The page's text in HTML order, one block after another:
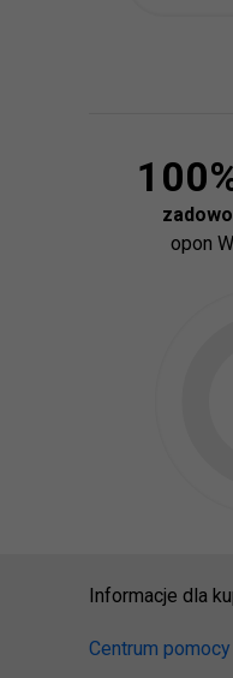
100
opon
Informacje dla
Centrum pomocy